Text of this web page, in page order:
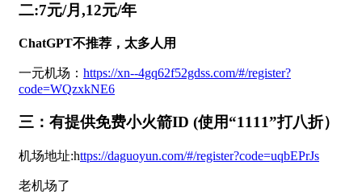
二:7元/月,12元/年
ChatGPT不推荐，太多人用
一元机场： https://xn--4gq62f52gdss.com/#/register?
code=WQzxkNE6
三：有提供免费小火箭ID (使用“1111”打八折）
机场地址:https://daguoyun.com/#/register?code=uqbEPrJs
老机场了